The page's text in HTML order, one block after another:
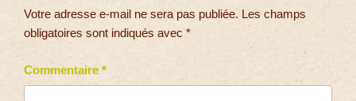
Votre adresse e-mail ne sera pas publiée. Les champs
obligatoires sont indiqués avec *
Commentaire *